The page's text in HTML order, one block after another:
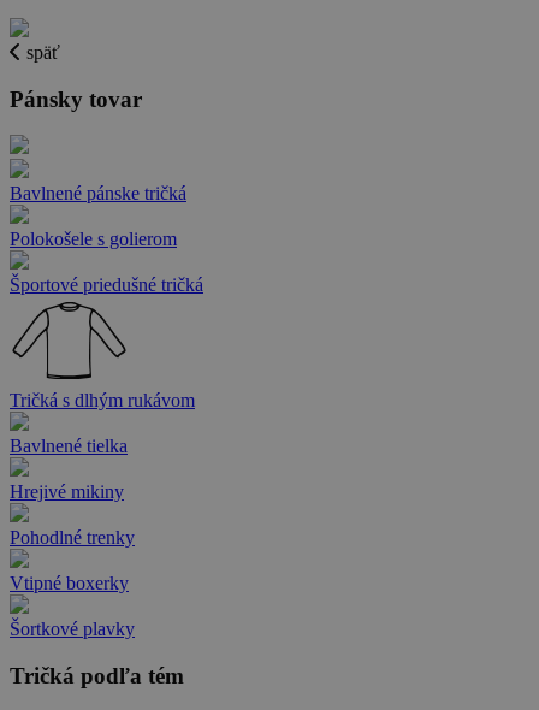
späť
Pánsky tovar
Bavlnené pánske tričká
Polokošele s golierom
Športové priedušné tričká
Tričká s dlhým rukávom
Bavlnené tielka
Hrejivé mikiny
Pohodlné trenky
Vtipné boxerky
Šortkové plavky
Tričká podľa tém